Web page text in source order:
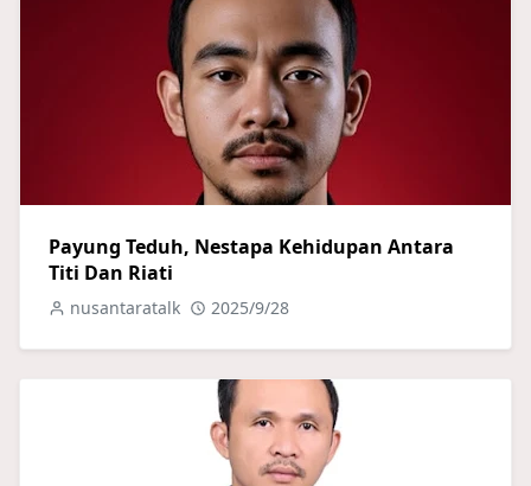
Payung Teduh, Nestapa Kehidupan Antara
Titi Dan Riati
nusantaratalk 2025/9/28